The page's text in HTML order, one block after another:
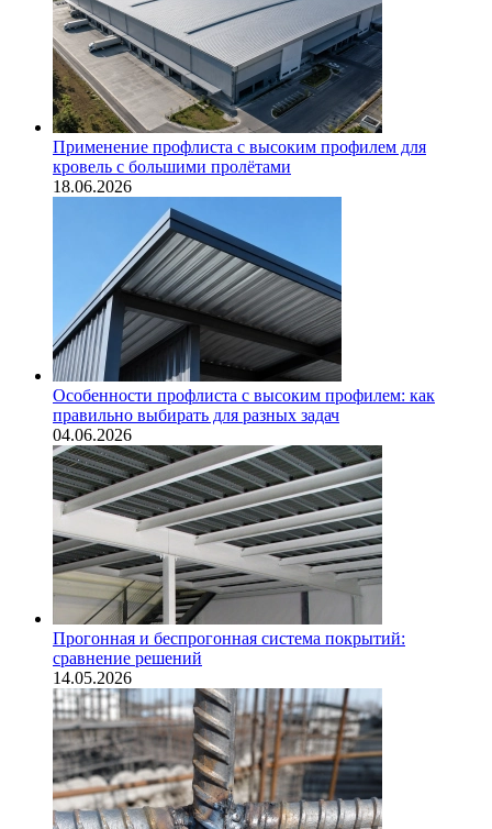
Применение профлиста с высоким профилем для
кровель с большими пролётами
18.06.2026
Особенности профлиста с высоким профилем: как
правильно выбирать для разных задач
04.06.2026
Прогонная и беспрогонная система покрытий:
сравнение решений
14.05.2026